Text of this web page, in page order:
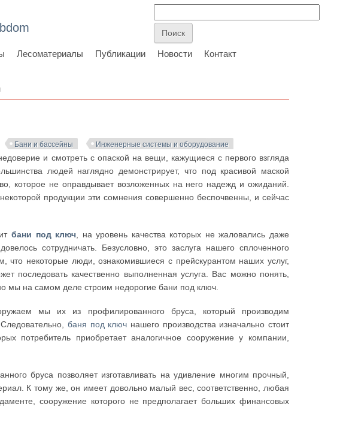
Лесоматериалы Публикации Новости Контакт
Бани и бассейны Инженерные системы и оборудование
и смотреть с опаской на вещи, кажущиеся с первого взгляда
людей наглядно демонстрирует, что под красивой маской
которое не оправдывает возложенных на него надежд и ожиданий.
продукции эти сомнения совершенно беспочвенны, и сейчас
бани под ключ , на уровень качества которых не жаловались даже
сотрудничать. Безусловно, это заслуга нашего сплоченного
что некоторые люди, ознакомившиеся с прейскурантом наших услуг,
последовать качественно выполненная услуга. Вас можно понять,
мы на самом деле строим недорогие бани под ключ.
мы их из профилированного бруса, который производим
Следовательно,баня под ключ нашего производства изначально стоит
потребитель приобретает аналогичное сооружение у компании,
бруса позволяет изготавливать на удивление многим прочный,
К тому же, он имеет довольно малый вес, соответственно, любая
сооружение которого не предполагает больших финансовых